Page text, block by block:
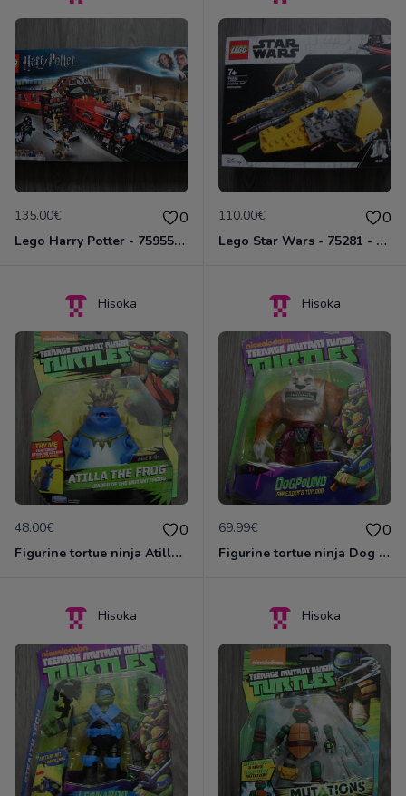
135.00€ 0
Lego Harry Potter - 75955 - Le Poudlard Express
110.00€ 0
Lego Star Wars - 75281 - L'intercepteur Jedi d'Anakin
Hisoka
48.00€ 0
Figurine tortue ninja Atilla la grenouille
Hisoka
69.99€ 0
Figurine tortue ninja Dog Pound avec accessoires
Hisoka Hisoka